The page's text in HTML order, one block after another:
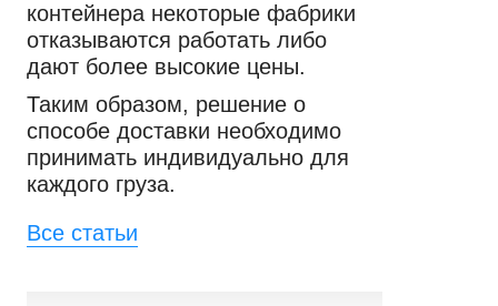
контейнера некоторые фабрики
отказываются работать либо
дают более высокие цены.
Таким образом, решение о
способе доставки необходимо
принимать индивидуально для
каждого груза.
Все статьи